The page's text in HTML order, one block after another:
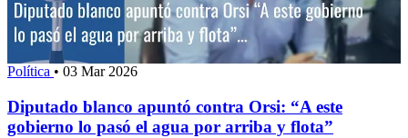
Política • 03 Mar 2026
Diputado blanco apuntó contra Orsi: “A este
gobierno lo pasó el agua por arriba y flota”